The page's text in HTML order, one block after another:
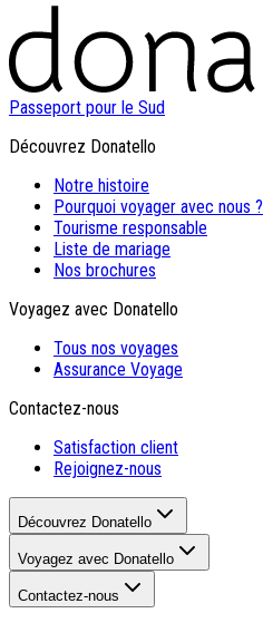
Passeport pour le Sud
Découvrez Donatello
Notre histoire
Pourquoi voyager avec nous ?
Tourisme responsable
Liste de mariage
Nos brochures
Voyagez avec Donatello
Tous nos voyages
Assurance Voyage
Contactez-nous
Satisfaction client
Rejoignez-nous
Découvrez Donatello
Voyagez avec Donatello
Contactez-nous